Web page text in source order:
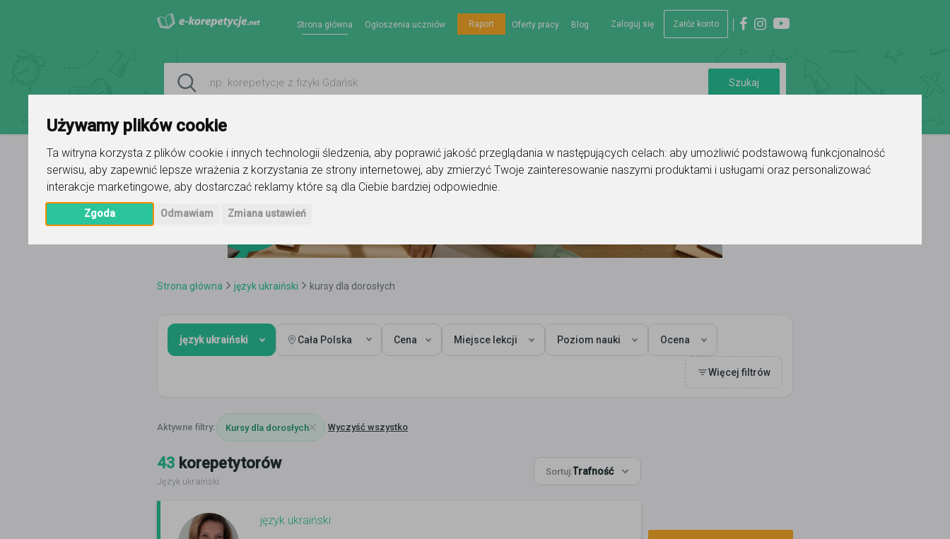
Używamy plików cookie
Ta witryna korzysta z plików cookie i innych technologii śledzenia, aby poprawić jakość przeglądania w następujących celach: aby umożliwić podstawową funkcjonalność
serwisu, aby zapewnić lepsze wrażenia z korzystania ze strony internetowej, aby zmierzyć Twoje zainteresowanie naszymi produktami i usługami oraz personalizować
interakcje marketingowe, aby dostarczać reklamy które są dla Ciebie bardziej odpowiednie.
Zgoda Odmawiam Zmiana ustawień
Zaloguj się Załóż konto
Strona główna Ogłoszenia uczniów Raport Oferty pracy Blog
Strona główna język ukraiński kursy dla dorosłych
język ukraiński Cała Polska Cena
Więcej filtrów
Miejsce lekcji Poziom nauki Ocena
Kursy dla dorosłych Wyczyść wszystko
43 korepetytorów
Język ukraiński
Sortuj:Trafność
język ukraiński